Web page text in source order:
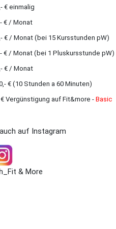
€ einmalig
€ / Monat
€ / Monat (bei 15 Kursstunden pW)
€ / Monat (bei 1 Pluskursstunde pW)
€ / Monat
€ (10 Stunden a 60 Minuten)
€ Vergünstigung auf Fit&more - Basic
auf Instagram
& More